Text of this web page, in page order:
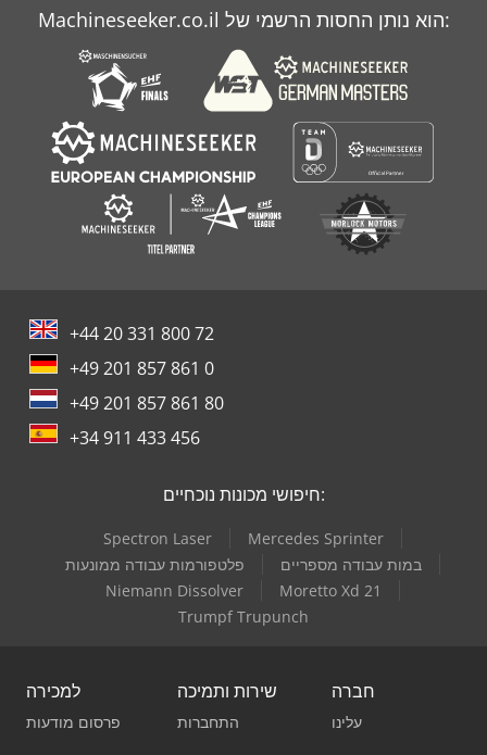
פרקט
Machineseeker.co.il הוא נותן החסות הרשמי של:
+44 20 331 800 72
+49 201 857 861 0
+49 201 857 861 80
+34 911 433 456
חיפושי מכונות נוכחיים:
Spectron Laser
Mercedes Sprinter
פלטפורמות עבודה ממונעות
במות עבודה מספריים
Niemann Dissolver
Moretto Xd 21
Trumpf Trupunch
למכירה
פרסום מודעות
שירות ותמיכה
התחברות
חברה
עלינו